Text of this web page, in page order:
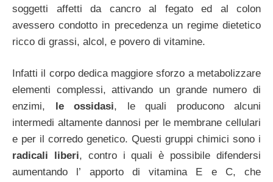
soggetti affetti da cancro al fegato ed al colon
avessero condotto in precedenza un regime dietetico
ricco di grassi, alcol, e povero di vitamine.
Infatti il corpo dedica maggiore sforzo a metabolizzare
elementi complessi, attivando un grande numero di
enzimi, le ossidasi, le quali producono alcuni
intermedi altamente dannosi per le membrane cellulari
e per il corredo genetico. Questi gruppi chimici sono i
radicali liberi, contro i quali è possibile difendersi
aumentando l’ apporto di vitamina E e C, che